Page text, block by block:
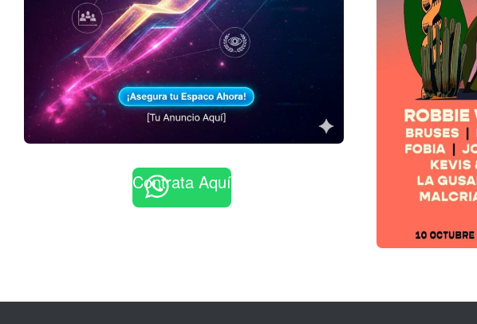
Contrata Aquí